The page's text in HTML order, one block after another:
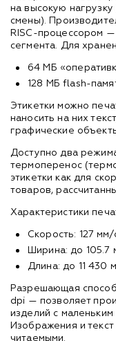
на высокую
смены).
RISC-процессором
сегмента. Для
64 МБ
128 МБ flash-
Этикетки можно
наносить на них
графические
Доступно два
термоперенос
этикетки как для
товаров,
Характеристики
Скорость: 127 мм/
Ширина: до 105.7
Длина: до 11 430
Разрешающая
dpi — позволяет
изделий с
Изображения и
читаемыми.